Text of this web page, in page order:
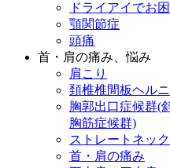
ドライアイでお
顎関節症
頭痛
首・肩の痛み、悩み
肩こり
頚椎椎間板ヘル
胸郭出口症候群(
胸筋症候群)
ストレートネック
首・肩の痛み